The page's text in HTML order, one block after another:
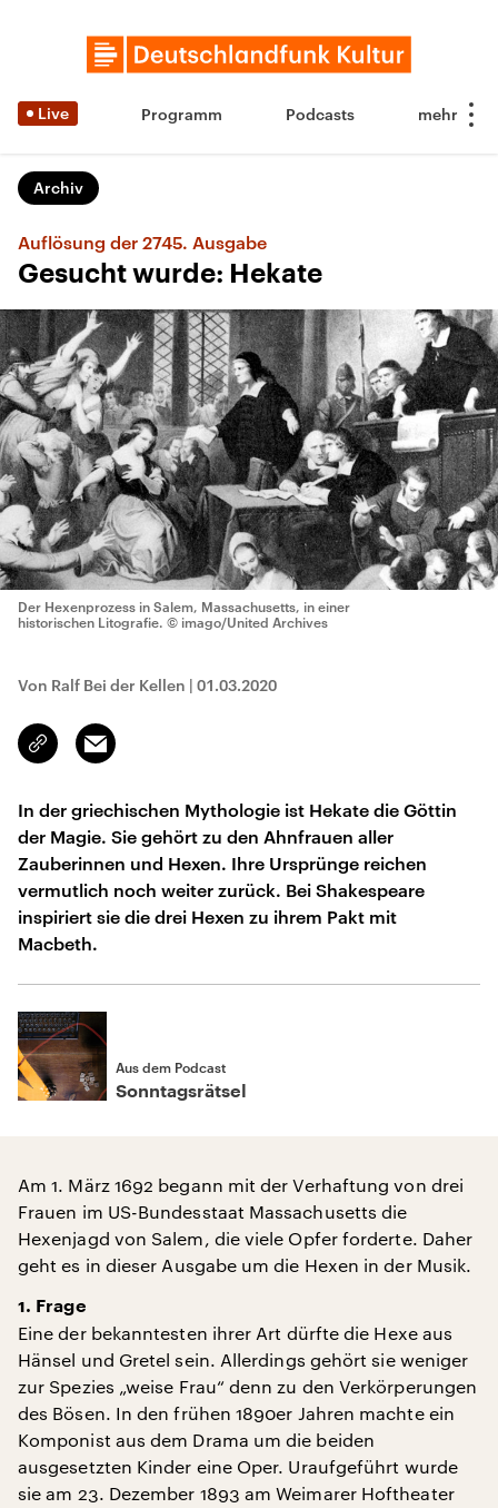
Live Programm Podcasts
Archiv
Auflösung der 2745. Ausgabe
Gesucht wurde: Hekate
Der Hexenprozess in Salem, Massachusetts, in einer
historischen Litografie. © imago/United Archives
Von Ralf Bei der Kellen | 01.03.2020
Link
kopieren/teilen
Email
In der griechischen Mythologie ist Hekate die Göttin
der Magie. Sie gehört zu den Ahnfrauen aller
Zauberinnen und Hexen. Ihre Ursprünge reichen
vermutlich noch weiter zurück. Bei Shakespeare
inspiriert sie die drei Hexen zu ihrem Pakt mit
Macbeth.
Aus dem Podcast
Sonntagsrätsel
Am 1. März 1692 begann mit der Verhaftung von drei
Frauen im US-Bundesstaat Massachusetts die
Hexenjagd von Salem, die viele Opfer forderte. Daher
geht es in dieser Ausgabe um die Hexen in der Musik.
1. Frage
Eine der bekanntesten ihrer Art dürfte die Hexe aus
Hänsel und Gretel sein. Allerdings gehört sie weniger
zur Spezies „weise Frau“ denn zu den Verkörperungen
des Bösen. In den frühen 1890er Jahren machte ein
Komponist aus dem Drama um die beiden
ausgesetzten Kinder eine Oper. Uraufgeführt wurde
sie am 23. Dezember 1893 am Weimarer Hoftheater